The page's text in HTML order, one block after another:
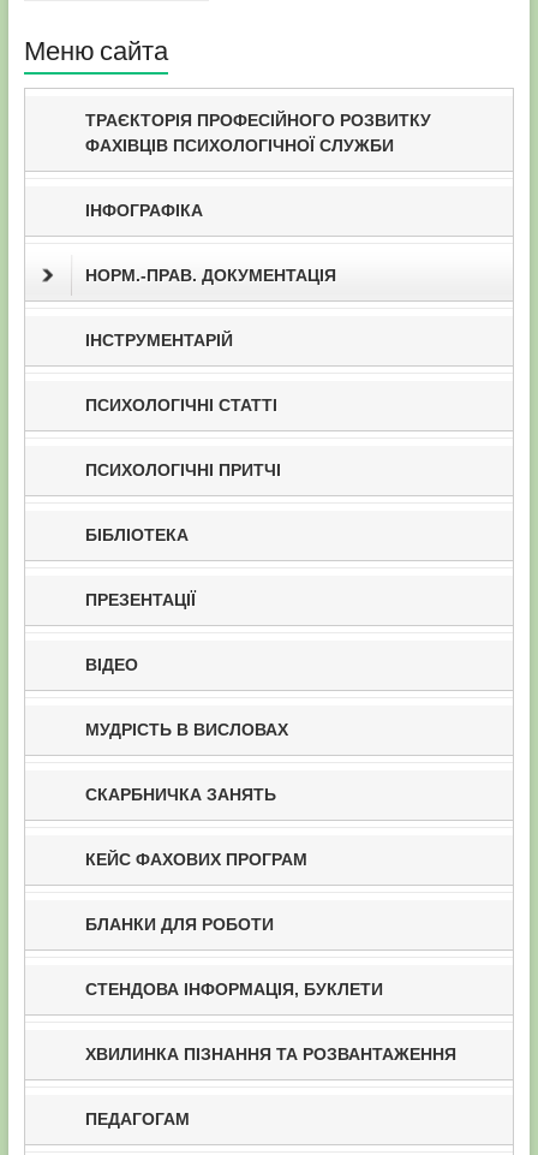
Меню сайта
ТРАЄКТОРІЯ ПРОФЕСІЙНОГО РОЗВИТКУ
ФАХІВЦІВ ПСИХОЛОГІЧНОЇ СЛУЖБИ
ІНФОГРАФІКА
НОРМ.-ПРАВ. ДОКУМЕНТАЦІЯ
ІНСТРУМЕНТАРІЙ
ПСИХОЛОГІЧНІ СТАТТІ
ПСИХОЛОГІЧНІ ПРИТЧІ
БІБЛІОТЕКА
ПРЕЗЕНТАЦІЇ
ВІДЕО
МУДРІСТЬ В ВИСЛОВАХ
СКАРБНИЧКА ЗАНЯТЬ
КЕЙС ФАХОВИХ ПРОГРАМ
БЛАНКИ ДЛЯ РОБОТИ
СТЕНДОВА ІНФОРМАЦІЯ, БУКЛЕТИ
ХВИЛИНКА ПІЗНАННЯ ТА РОЗВАНТАЖЕННЯ
ПЕДАГОГАМ